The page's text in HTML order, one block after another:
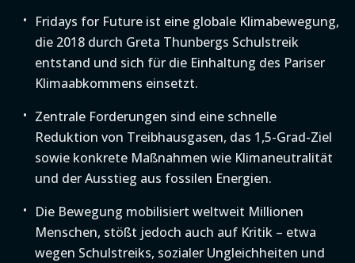
Fridays for Future ist eine globale Klimabewegung,
die 2018 durch Greta Thunbergs Schulstreik
entstand und sich für die Einhaltung des Pariser
Klimaabkommens einsetzt.
Zentrale Forderungen sind eine schnelle
Reduktion von Treibhausgasen, das 1,5-Grad-Ziel
sowie konkrete Maßnahmen wie Klimaneutralität
und der Ausstieg aus fossilen Energien.
Die Bewegung mobilisiert weltweit Millionen
Menschen, stößt jedoch auch auf Kritik – etwa
wegen Schulstreiks, sozialer Ungleichheiten und